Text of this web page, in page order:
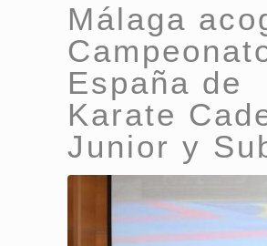
Málaga
España de
Karate
Junior y